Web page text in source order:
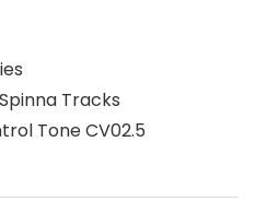
Tracks
Tone CV02.5